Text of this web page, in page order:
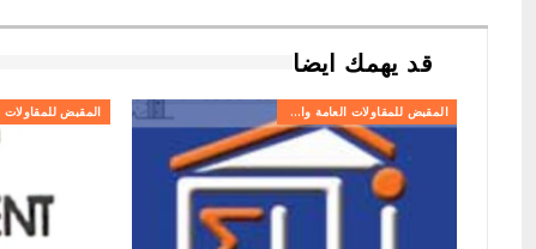
قد يهمك ايضا
المقبض للمقاولات العامة والاستثمار العقاري